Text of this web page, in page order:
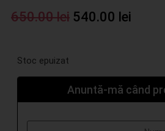
650.00lei 540.00 lei
Stoc epuizat
Anuntă-mă când